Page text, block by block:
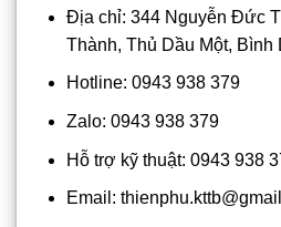
Địa chỉ: 344 Nguyễn Đức
Thành, Thủ Dầu Một, Bình
Hotline: 0943 938 379
Zalo: 0943 938 379
Hỗ trợ kỹ thuật: 0943 938
Email: